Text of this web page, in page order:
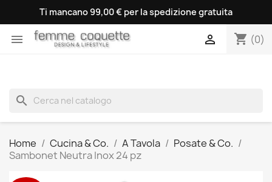
Ti mancano 99,00 € per la spedizione gratuita
 shopping_cart (0)

search
Home Cucina & Co. A Tavola
Posate & Co.
Sambonet Neutra Inox 24 pz